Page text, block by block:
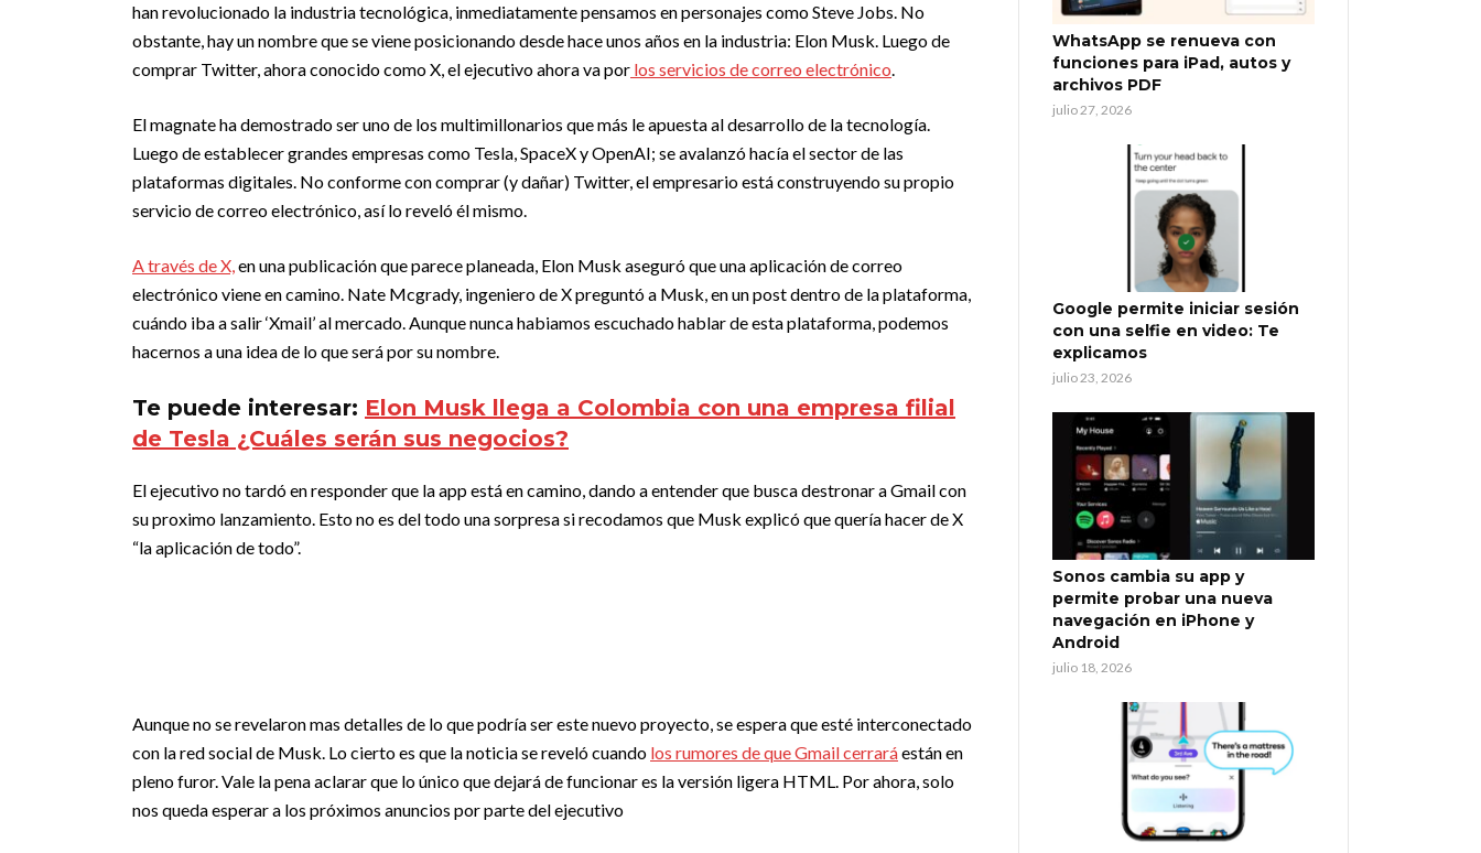
han revolucionado la industria tecnológica, inmediatamente pensamos en personajes como Steve Jobs. No
obstante, hay un nombre que se viene posicionando desde hace unos años en la industria: Elon Musk. Luego de
comprar Twitter, ahora conocido como X, el ejecutivo ahora va por los servicios de correo electrónico.
El magnate ha demostrado ser uno de los multimillonarios que más le apuesta al desarrollo de la tecnología.
Luego de establecer grandes empresas como Tesla, SpaceX y OpenAI; se avalanzó hacía el sector de las
plataformas digitales. No conforme con comprar (y dañar) Twitter, el empresario está construyendo su propio
servicio de correo electrónico, así lo reveló él mismo.
A través de X,en una publicación que parece planeada, Elon Musk aseguró que una aplicación de correo
electrónico viene en camino. Nate Mcgrady, ingeniero de X preguntó a Musk, en un post dentro de la plataforma,
cuándo iba a salir ‘Xmail’ al mercado. Aunque nunca habiamos escuchado hablar de esta plataforma, podemos
hacernos a una idea de lo que será por su nombre.
Te puede interesar: Elon Musk llega a Colombia con una empresa filial
de Tesla ¿Cuáles serán sus negocios?
El ejecutivo no tardó en responder que la app está en camino, dando a entender que busca destronar a Gmail con
su proximo lanzamiento. Esto no es del todo una sorpresa si recodamos que Musk explicó que quería hacer de X
“la aplicación de todo”.
Aunque no se revelaron mas detalles de lo que podría ser este nuevo proyecto, se espera que esté interconectado
con la red social de Musk. Lo cierto es que la noticia se reveló cuando los rumores de que Gmail cerraráestán en
pleno furor. Vale la pena aclarar que lo único que dejará de funcionar es la versión ligera HTML. Por ahora, solo
nos queda esperar a los próximos anuncios por parte del ejecutivo
WhatsApp se renueva con
funciones para iPad, autos y
archivos PDF
julio 27, 2026
Google permite iniciar sesión
con una selfie en video: Te
explicamos
julio 23, 2026
Sonos cambia su app y
permite probar una nueva
navegación en iPhone y
Android
julio 18, 2026